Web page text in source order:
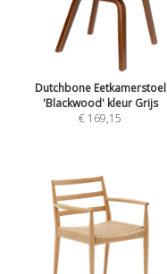
Dutchbone Eetkamerstoel
'Blackwood' kleur Grijs
€ 169,15